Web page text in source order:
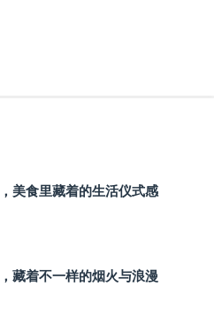
美食里藏着的生活仪式感
藏着不一样的烟火与浪漫